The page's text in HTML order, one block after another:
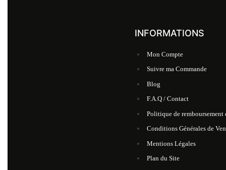
INFORMATIONS
Mon Compte
Suivre ma Commande
Blog
F.A.Q / Contact
Politique de remboursement
Conditions Générales de
Mentions Légales
Plan du Site